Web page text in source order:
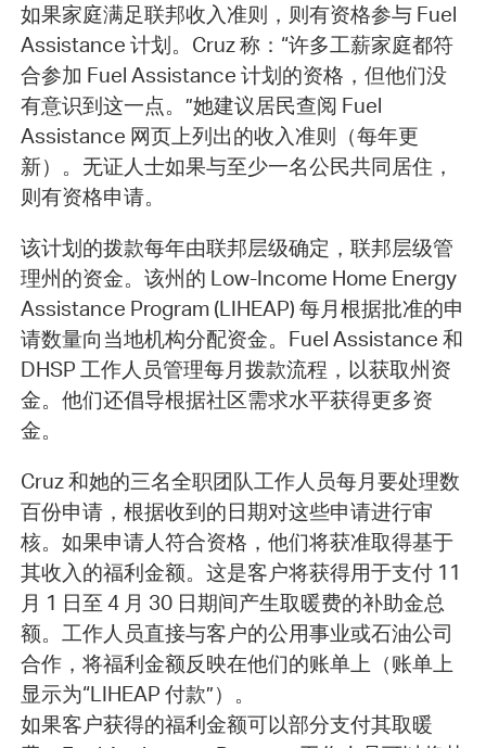
如果家庭满足联邦收入准则，则有资格参与 Fuel
Assistance 计划。Cruz 称：“许多工薪家庭都符
合参加 Fuel Assistance 计划的资格，但他们没
有意识到这一点。”她建议居民查阅 Fuel
Assistance 网页上列出的收入准则（每年更
新）。无证人士如果与至少一名公民共同居住，
则有资格申请。
该计划的拨款每年由联邦层级确定，联邦层级管
理州的资金。该州的 Low-Income Home Energy
Assistance Program (LIHEAP) 每月根据批准的申
请数量向当地机构分配资金。Fuel Assistance 和
DHSP 工作人员管理每月拨款流程，以获取州资
金。他们还倡导根据社区需求水平获得更多资
金。
Cruz 和她的三名全职团队工作人员每月要处理数
百份申请，根据收到的日期对这些申请进行审
核。如果申请人符合资格，他们将获准取得基于
其收入的福利金额。这是客户将获得用于支付 11
月 1 日至 4 月 30 日期间产生取暖费的补助金总
额。工作人员直接与客户的公用事业或石油公司
合作，将福利金额反映在他们的账单上（账单上
显示为“LIHEAP 付款”）。
如果客户获得的福利金额可以部分支付其取暖